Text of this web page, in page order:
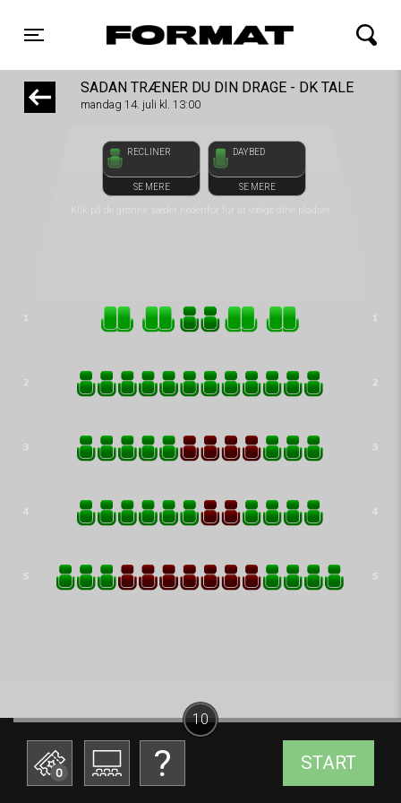
Toggle navigation
FORMAT Biograf
SÅDAN TRÆNER DU DIN DRAGE - DK TALE
mandag 14. juli kl. 13:00
RECLINER
SE MERE
DAYBED
SE MERE
Klik på de grønne sæder nedenfor for at vælge dine pladser
0 START
10
front05-temp 083115